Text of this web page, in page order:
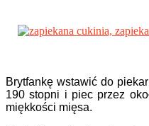
Brytfankę wstawić do
190 stopni i piec przez
miękkości mięsa.